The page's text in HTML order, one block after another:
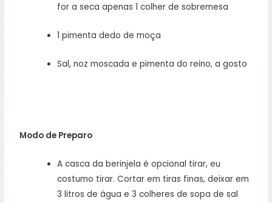
for a seca apenas 1 colher de sobremesa
1 pimenta dedo de moça
Sal, noz moscada e pimenta do reino, a gosto
Modo de Preparo
A casca da berinjela é opcional tirar, eu
costumo tirar. Cortar em tiras finas, deixar em
3 litros de água e 3 colheres de sopa de sal